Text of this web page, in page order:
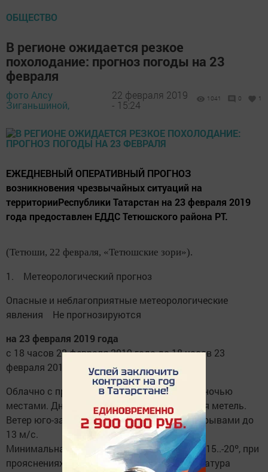
ОБЩЕСТВО
В регионе ожидается резкое
похолодание: прогноз погоды на 23
февраля
фото Алсу
Зиганьшиной,
22 февраля 2019
- 15:24
1041 0 1
ЕЖЕДНЕВНЫЙ ОПЕРАТИВНЫЙ ПРОГНОЗ
возникновения чрезвычайных ситуаций на
территорииРеспублики Татарстан на 23 февраля 2019
года предоставлен ЕДДС Тетюшского района РТ.
(Тетюши, 22 февраля, «Тетюшские зори»).
1. Метеорологический прогноз
Опасные и неблагоприятные метеорологические
явления Не прогнозируются
на 23 февраля 2019 года
с 18 часов 22 февраля 2019 года до 18 часов 23
февраля 2019 года
Облачно с прояснениями. Небольшой снег, ночью
местами. Днем в отдельных районах слабая метель.
Ветер юго-западный 5-10, днем местами порывами до
13 м/с.
Минимальная температура воздуха ночью -15..-20º, при
прояснениях до -23º; максимальная температура